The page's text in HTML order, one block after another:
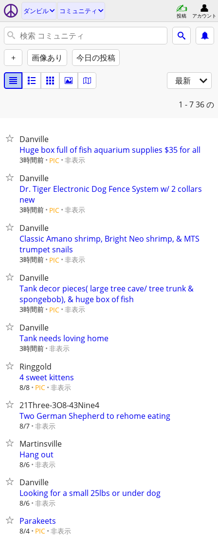
ダンビル コミュニティ
投稿 アカウント
+ 画像あり 今日の投稿
最新
1 - 736 の
Danville
Huge box full of fish aquarium supplies $35 for all
3時間前 PIC 非表示
Danville
Dr. Tiger Electronic Dog Fence System w/ 2 collars
new
3時間前 PIC 非表示
Danville
Classic Amano shrimp, Bright Neo shrimp, & MTS
trumpet snails
3時間前 PIC 非表示
Danville
Tank decor pieces( large tree cave/ tree trunk &
spongebob), & huge box of fish
3時間前 PIC 非表示
Danville
Tank needs loving home
3時間前 非表示
Ringgold
4 sweet kittens
8/8 PIC 非表示
21Three-3O8-43Nine4
Two German Shepherd to rehome eating
8/7 非表示
Martinsville
Hang out
8/6 非表示
Danville
Looking for a small 25lbs or under dog
8/6 非表示
Parakeets
8/4 PIC 非表示